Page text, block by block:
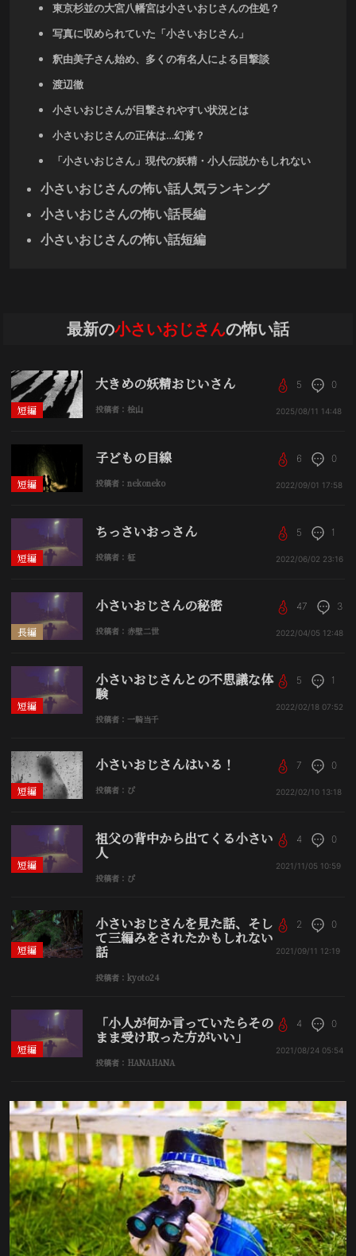
東京杉並の大宮八幡宮は小さいおじさんの住処？
写真に収められていた「小さいおじさん」
釈由美子さん始め、多くの有名人による目撃談
渡辺徹
小さいおじさんが目撃されやすい状況とは
小さいおじさんの正体は…幻覚？
「小さいおじさん」現代の妖精・小人伝説かもしれない
小さいおじさんの怖い話人気ランキング
小さいおじさんの怖い話長編
小さいおじさんの怖い話短編
最新の小さいおじさんの怖い話
短編
大きめの妖精おじいさん
投稿者：桧山
5 0
2025/08/11 14:48
短編
子どもの目線
投稿者：nekoneko
6 0
2022/09/01 17:58
短編
ちっさいおっさん
投稿者：柾
5 1
2022/06/02 23:16
長編
小さいおじさんの秘密
投稿者：赤壁二世
47 3
2022/04/05 12:48
短編
小さいおじさんとの不思議な体
験
投稿者：一騎当千
5 1
2022/02/18 07:52
短編
小さいおじさんはいる！
投稿者：ぴ
7 0
2022/02/10 13:18
短編
祖父の背中から出てくる小さい
人
投稿者：ぴ
4 0
2021/11/05 10:59
短編
小さいおじさんを見た話、そし
て三編みをされたかもしれない
話
投稿者：kyoto24
2 0
2021/09/11 12:19
短編
「小人が何か言っていたらその
まま受け取った方がいい」
投稿者：HANAHANA
4 0
2021/08/24 05:54